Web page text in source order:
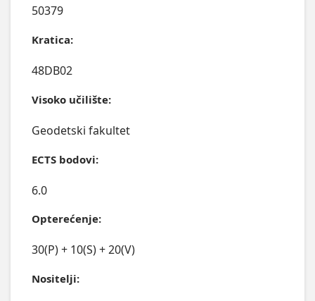
50379
Kratica:
48DB02
Visoko učilište:
Geodetski fakultet
ECTS bodovi:
6.0
Opterećenje:
30(P) + 10(S) + 20(V)
Nositelji: